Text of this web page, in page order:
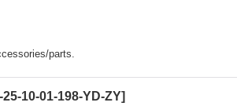
parts.
10-01-198-YD-ZY]